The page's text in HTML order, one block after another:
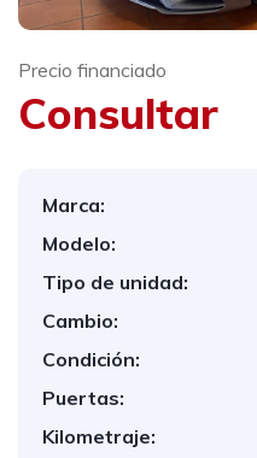
Precio financiado
Consultar
Marca:
Modelo:
Tipo de unidad:
Cambio:
Condición:
Puertas:
Kilometraje: